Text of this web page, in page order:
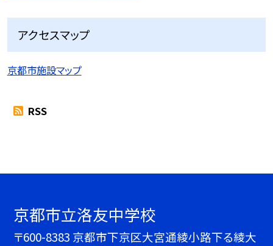
アクセスマップ
京都市施設マップ
RSS
京都市立洛友中学校
〒600-8383 京都市下京区大宮通綾小路下る綾大